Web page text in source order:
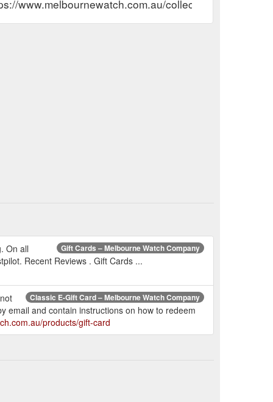
www.melbournewatch.com.au/collections/gift-cards
Gift Cards – Melbourne Watch Company
On all
Recent Reviews . Gift Cards ...
Classic E-Gift Card – Melbourne Watch Company
email and contain instructions on how to redeem
products/gift-card